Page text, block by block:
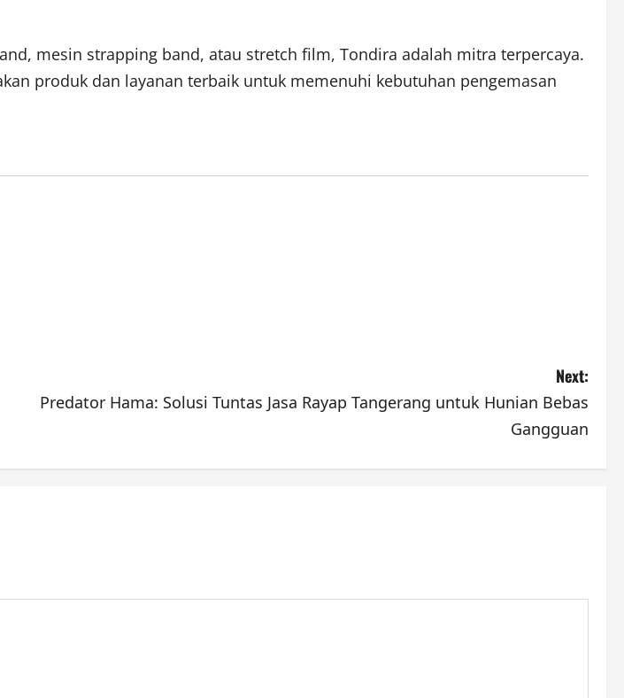
mesin strapping band, atau stretch film, Tondira adalah mitra terpercaya.
produk dan layanan terbaik untuk memenuhi kebutuhan pengemasan
Next:
Predator Hama: Solusi Tuntas Jasa Rayap Tangerang untuk Hunian Bebas
Gangguan